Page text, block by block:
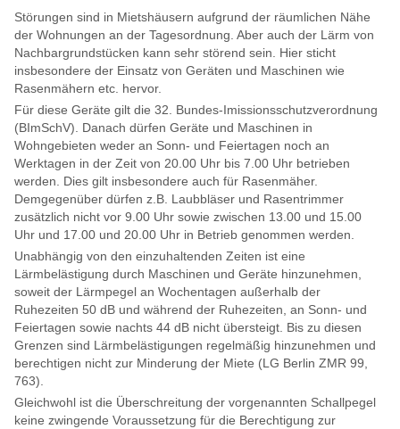
Störungen sind in Mietshäusern aufgrund der räumlichen Nähe
der Wohnungen an der Tagesordnung. Aber auch der Lärm von
Nachbargrundstücken kann sehr störend sein. Hier sticht
insbesondere der Einsatz von Geräten und Maschinen wie
Rasenmähern etc. hervor.
Für diese Geräte gilt die 32. Bundes-Imissionsschutzverordnung
(BImSchV). Danach dürfen Geräte und Maschinen in
Wohngebieten weder an Sonn- und Feiertagen noch an
Werktagen in der Zeit von 20.00 Uhr bis 7.00 Uhr betrieben
werden. Dies gilt insbesondere auch für Rasenmäher.
Demgegenüber dürfen z.B. Laubbläser und Rasentrimmer
zusätzlich nicht vor 9.00 Uhr sowie zwischen 13.00 und 15.00
Uhr und 17.00 und 20.00 Uhr in Betrieb genommen werden.
Unabhängig von den einzuhaltenden Zeiten ist eine
Lärmbelästigung durch Maschinen und Geräte hinzunehmen,
soweit der Lärmpegel an Wochentagen außerhalb der
Ruhezeiten 50 dB und während der Ruhezeiten, an Sonn- und
Feiertagen sowie nachts 44 dB nicht übersteigt. Bis zu diesen
Grenzen sind Lärmbelästigungen regelmäßig hinzunehmen und
berechtigen nicht zur Minderung der Miete (LG Berlin ZMR 99,
763).
Gleichwohl ist die Überschreitung der vorgenannten Schallpegel
keine zwingende Voraussetzung für die Berechtigung zur